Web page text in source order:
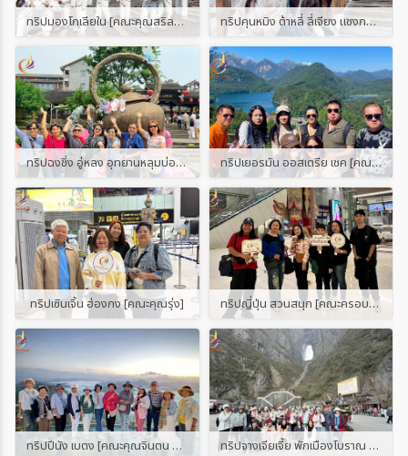
ทริปมองโกเลียใน [คณะคุณสริลดา] ทริปคุนหมิง ต้าหลี่ ลี่เจียง แชงกรีล่า ภูเขาหิมะมังกรหยก [คณะคุณปู]
ทริปฉงชิ่ง อู่หลง อุทยานหลุมบ่อฟ้า [คณะคุณเล็ก] ทริปเยอรมัน ออสเตรีย เชค [คณะคุณแอน]
ทริปเซินเจิ้น ฮ่องกง [คณะคุณรุ่ง] ทริปญี่ปุ่น สวนสนุก [คณะครอบครัวประตูไชโยฯ]
ทริปปีนัง เบตง [คณะคุณจินตน และคุณสุรีรัตน์] ทริปจางเจียเจี้ย พักเมืองโบราณ 2 เมือง [กรุ๊ปจอยทัวร์ โดย บัดดี้ทริป ทราเวล]